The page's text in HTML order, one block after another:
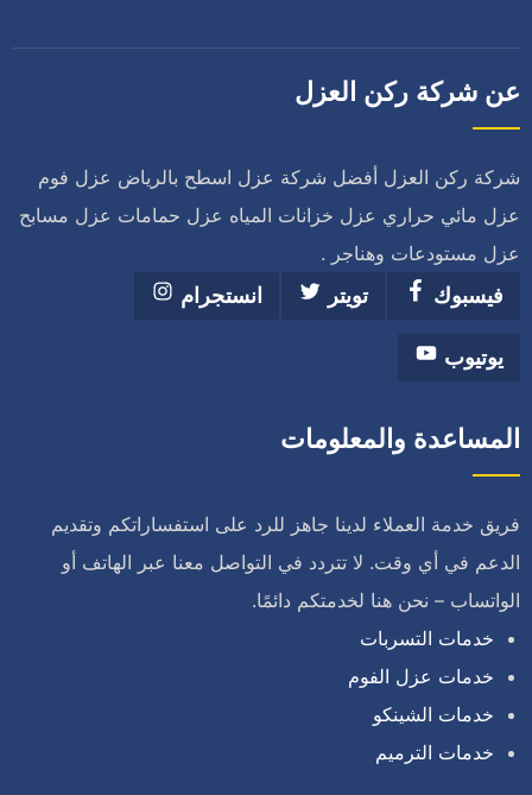
عن شركة ركن العزل
شركة ركن العزل أفضل شركة عزل اسطح بالرياض عزل فوم
عزل مائي حراري عزل خزانات المياه عزل حمامات عزل مسابح
عزل مستودعات وهناجر .
فيسبوك
تويتر انستجرام
يوتيوب
المساعدة والمعلومات
فريق خدمة العملاء لدينا جاهز للرد على استفساراتكم وتقديم
الدعم في أي وقت. لا تتردد في التواصل معنا عبر الهاتف أو
الواتساب – نحن هنا لخدمتكم دائمًا.
خدمات التسربات
خدمات عزل الفوم
خدمات الشينكو
خدمات الترميم